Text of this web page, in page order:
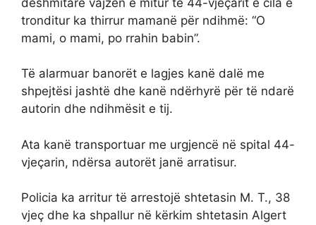
tronditur ka thirrur mamanë për ndihmë: “O
mami, o mami, po rrahin babin”.
Të alarmuar banorët e lagjes kanë dalë me
shpejtësi jashtë dhe kanë ndërhyrë për të ndarë
autorin dhe ndihmësit e tij.
Ata kanë transportuar me urgjencë në spital 44-
vjeçarin, ndërsa autorët janë arratisur.
Policia ka arritur të arrestojë shtetasin M. T., 38
vjeç dhe ka shpallur në kërkim shtetasin Algert